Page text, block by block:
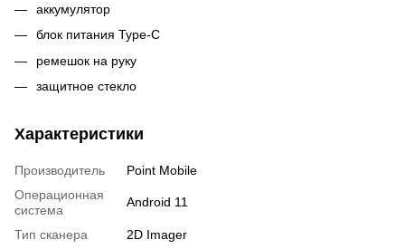
аккумулятор
блок питания Type-C
ремешок на руку
защитное стекло
Характеристики
Производитель
Point Mobile
Операционная
система
Android 11
Тип сканера
2D Imager